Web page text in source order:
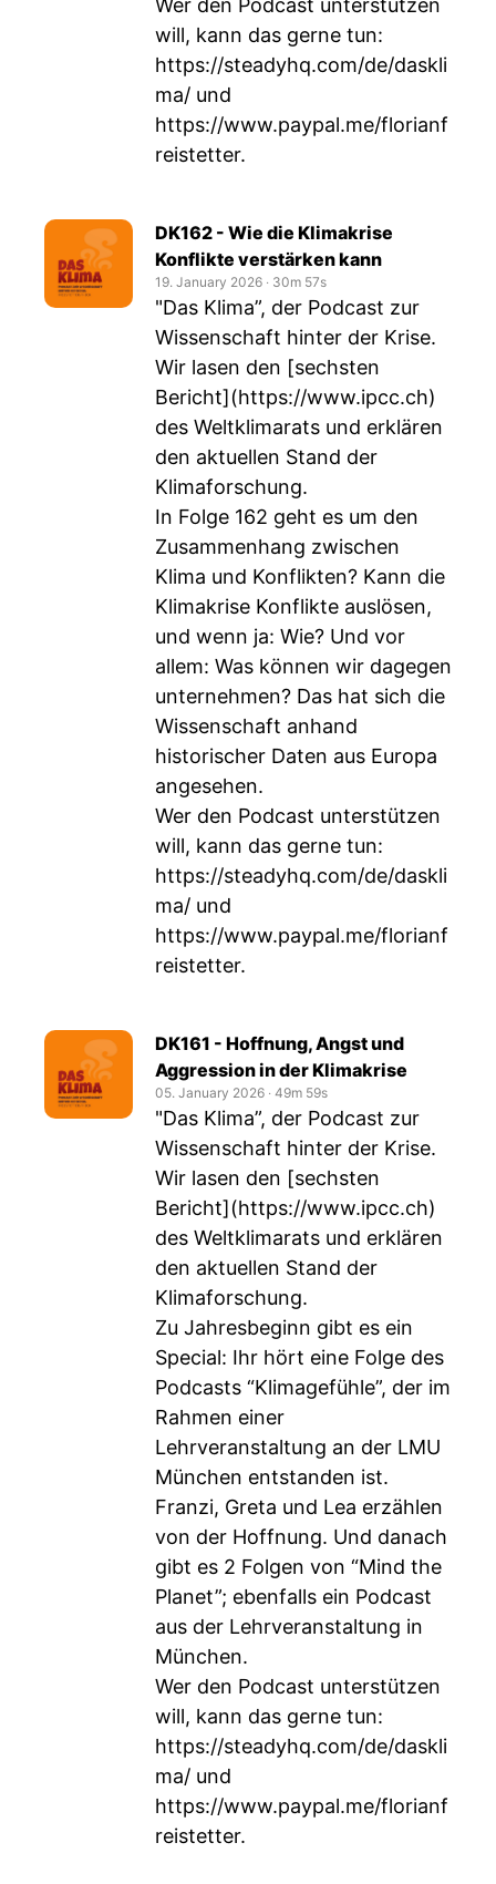
Wer den Podcast unterstützen
will, kann das gerne tun:
https://steadyhq.com/de/daskli
ma/ und
https://www.paypal.me/florianf
reistetter.
DK162 - Wie die Klimakrise
Konflikte verstärken kann
19. January 2026 ‧ 30m 57s
"Das Klima”, der Podcast zur
Wissenschaft hinter der Krise.
Wir lasen den [sechsten
Bericht](https://www.ipcc.ch)
des Weltklimarats und erklären
den aktuellen Stand der
Klimaforschung.
In Folge 162 geht es um den
Zusammenhang zwischen
Klima und Konflikten? Kann die
Klimakrise Konflikte auslösen,
und wenn ja: Wie? Und vor
allem: Was können wir dagegen
unternehmen? Das hat sich die
Wissenschaft anhand
historischer Daten aus Europa
angesehen.
Wer den Podcast unterstützen
will, kann das gerne tun:
https://steadyhq.com/de/daskli
ma/ und
https://www.paypal.me/florianf
reistetter.
DK161 - Hoffnung, Angst und
Aggression in der Klimakrise
05. January 2026 ‧ 49m 59s
"Das Klima”, der Podcast zur
Wissenschaft hinter der Krise.
Wir lasen den [sechsten
Bericht](https://www.ipcc.ch)
des Weltklimarats und erklären
den aktuellen Stand der
Klimaforschung.
Zu Jahresbeginn gibt es ein
Special: Ihr hört eine Folge des
Podcasts “Klimagefühle”, der im
Rahmen einer
Lehrveranstaltung an der LMU
München entstanden ist.
Franzi, Greta und Lea erzählen
von der Hoffnung. Und danach
gibt es 2 Folgen von “Mind the
Planet”; ebenfalls ein Podcast
aus der Lehrveranstaltung in
München.
Wer den Podcast unterstützen
will, kann das gerne tun:
https://steadyhq.com/de/daskli
ma/ und
https://www.paypal.me/florianf
reistetter.